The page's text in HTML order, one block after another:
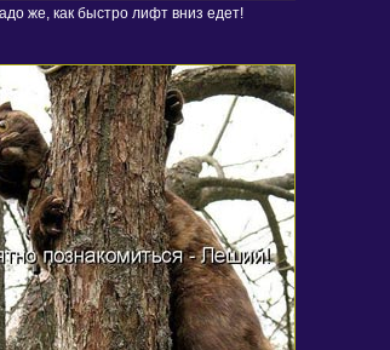
же, как быстро лифт вниз едет!